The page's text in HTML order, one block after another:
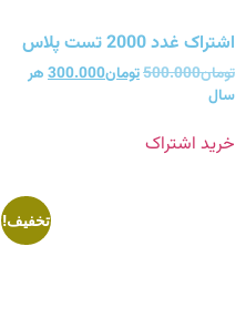
اشتراک غدد 2000 تست پلاس
تومان500.000تومان300.000هر
سال
خرید اشتراک
تخفیف!